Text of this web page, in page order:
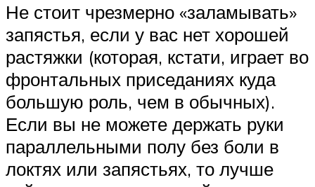
Не стоит чрезмерно «заламывать»
запястья, если у вас нет хорошей
растяжки (которая, кстати, играет во
фронтальных приседаниях куда
большую роль, чем в обычных).
Если вы не можете держать руки
параллельными полу без боли в
локтях или запястьях, то лучше